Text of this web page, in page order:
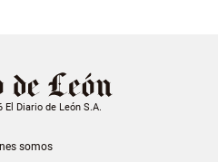
Diario de León S.A.
somos